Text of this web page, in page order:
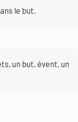
le but.
un but, évent. un